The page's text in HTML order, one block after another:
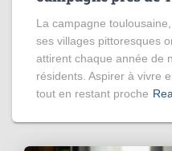
La campagne
ses villages pittoresques
attirent chaque année de
résidents. Aspirer à vivre
tout en restant proche